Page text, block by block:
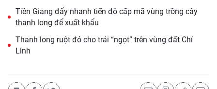
Tiền Giang đẩy nhanh tiến độ cấp mã vùng trồng cây
thanh long để xuất khẩu
Thanh long ruột đỏ cho trái “ngọt” trên vùng đất Chí
Linh